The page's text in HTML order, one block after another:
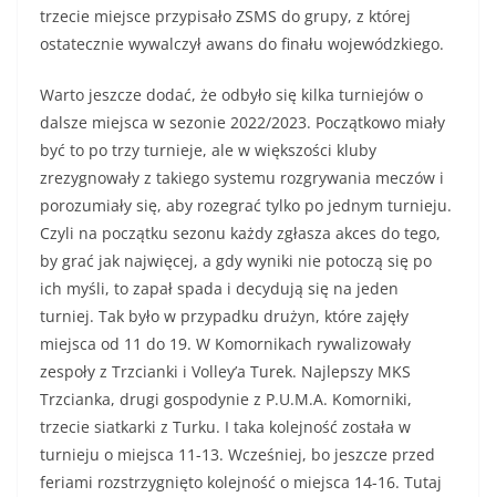
trzecie miejsce przypisało ZSMS do grupy, z której
ostatecznie wywalczył awans do finału wojewódzkiego.
Warto jeszcze dodać, że odbyło się kilka turniejów o
dalsze miejsca w sezonie 2022/2023. Początkowo miały
być to po trzy turnieje, ale w większości kluby
zrezygnowały z takiego systemu rozgrywania meczów i
porozumiały się, aby rozegrać tylko po jednym turnieju.
Czyli na początku sezonu każdy zgłasza akces do tego,
by grać jak najwięcej, a gdy wyniki nie potoczą się po
ich myśli, to zapał spada i decydują się na jeden
turniej. Tak było w przypadku drużyn, które zajęły
miejsca od 11 do 19. W Komornikach rywalizowały
zespoły z Trzcianki i Volley’a Turek. Najlepszy MKS
Trzcianka, drugi gospodynie z P.U.M.A. Komorniki,
trzecie siatkarki z Turku. I taka kolejność została w
turnieju o miejsca 11-13. Wcześniej, bo jeszcze przed
feriami rozstrzygnięto kolejność o miejsca 14-16. Tutaj